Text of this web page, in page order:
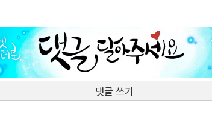
댓글 쓰기